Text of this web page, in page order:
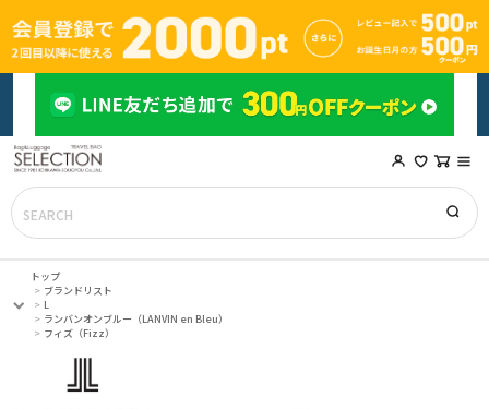
トップ
ブランドリスト
L
ランバンオンブルー（LANVIN en Bleu）
フィズ（Fizz）